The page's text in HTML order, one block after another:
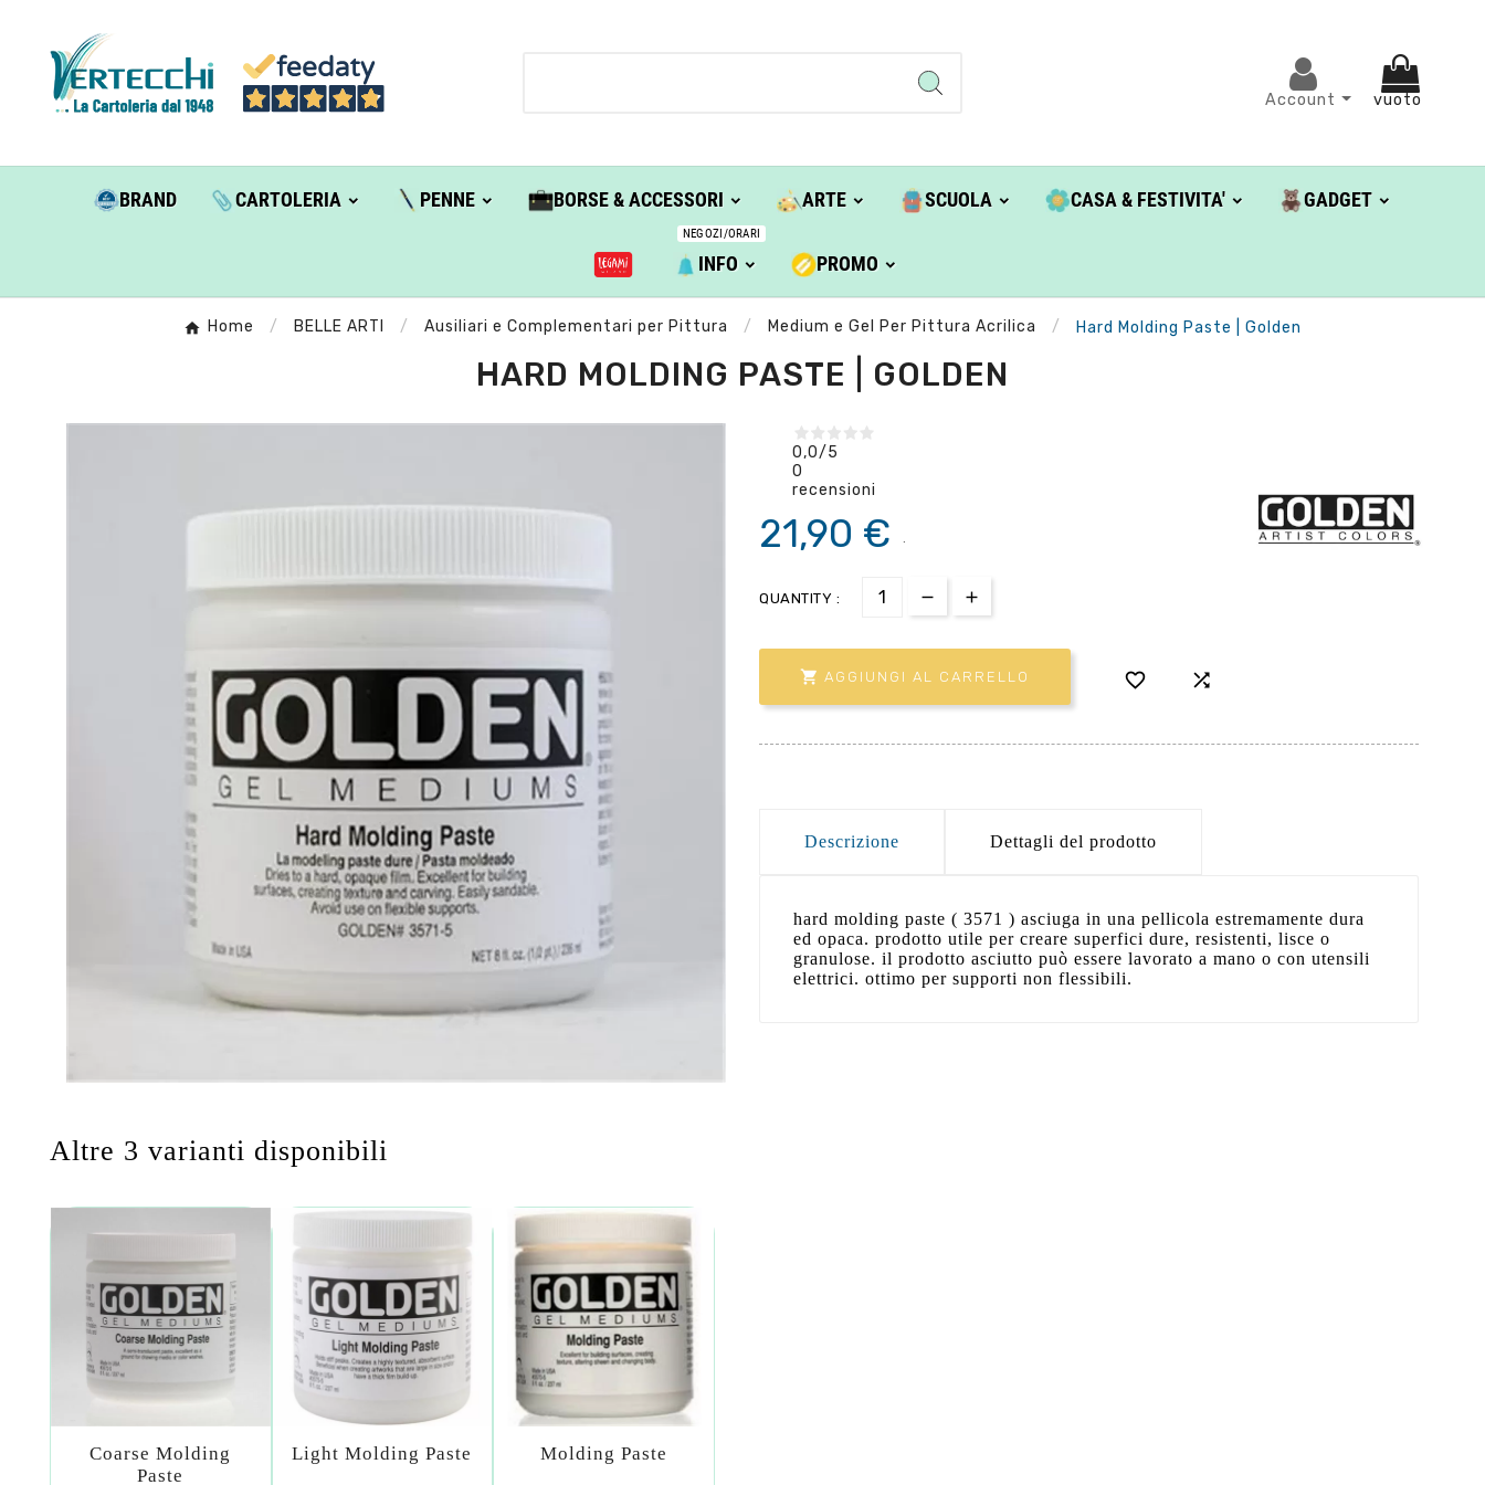
Account vuoto
BRAND CARTOLERIA PENNE BORSE & ACCESSORI ARTE SCUOLA CASA & FESTIVITA' GADGET
INFO
NEGOZI/ORARI
PROMO
Home BELLE ARTI Ausiliari e Complementari per Pittura Medium e Gel Per Pittura Acrilica Hard Molding Paste | Golden
HARD MOLDING PASTE | GOLDEN
0,0/5
0
recensioni
21,90 €
QUANTITY :
 AGGIUNGI AL CARRELLO  
Descrizione Dettagli del prodotto
hard molding paste ( 3571 ) asciuga in una pellicola estremamente dura
ed opaca. prodotto utile per creare superfici dure, resistenti, lisce o
granulose. il prodotto asciutto può essere lavorato a mano o con utensili
elettrici. ottimo per supporti non flessibili.
Altre 3 varianti disponibili
Coarse Molding
Paste
Light Molding Paste Molding Paste